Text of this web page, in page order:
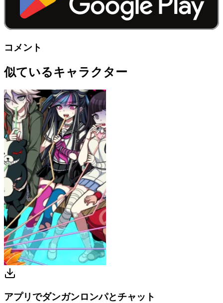
コメント
似ているキャラクター
アプリでダンガンロンパとチャット